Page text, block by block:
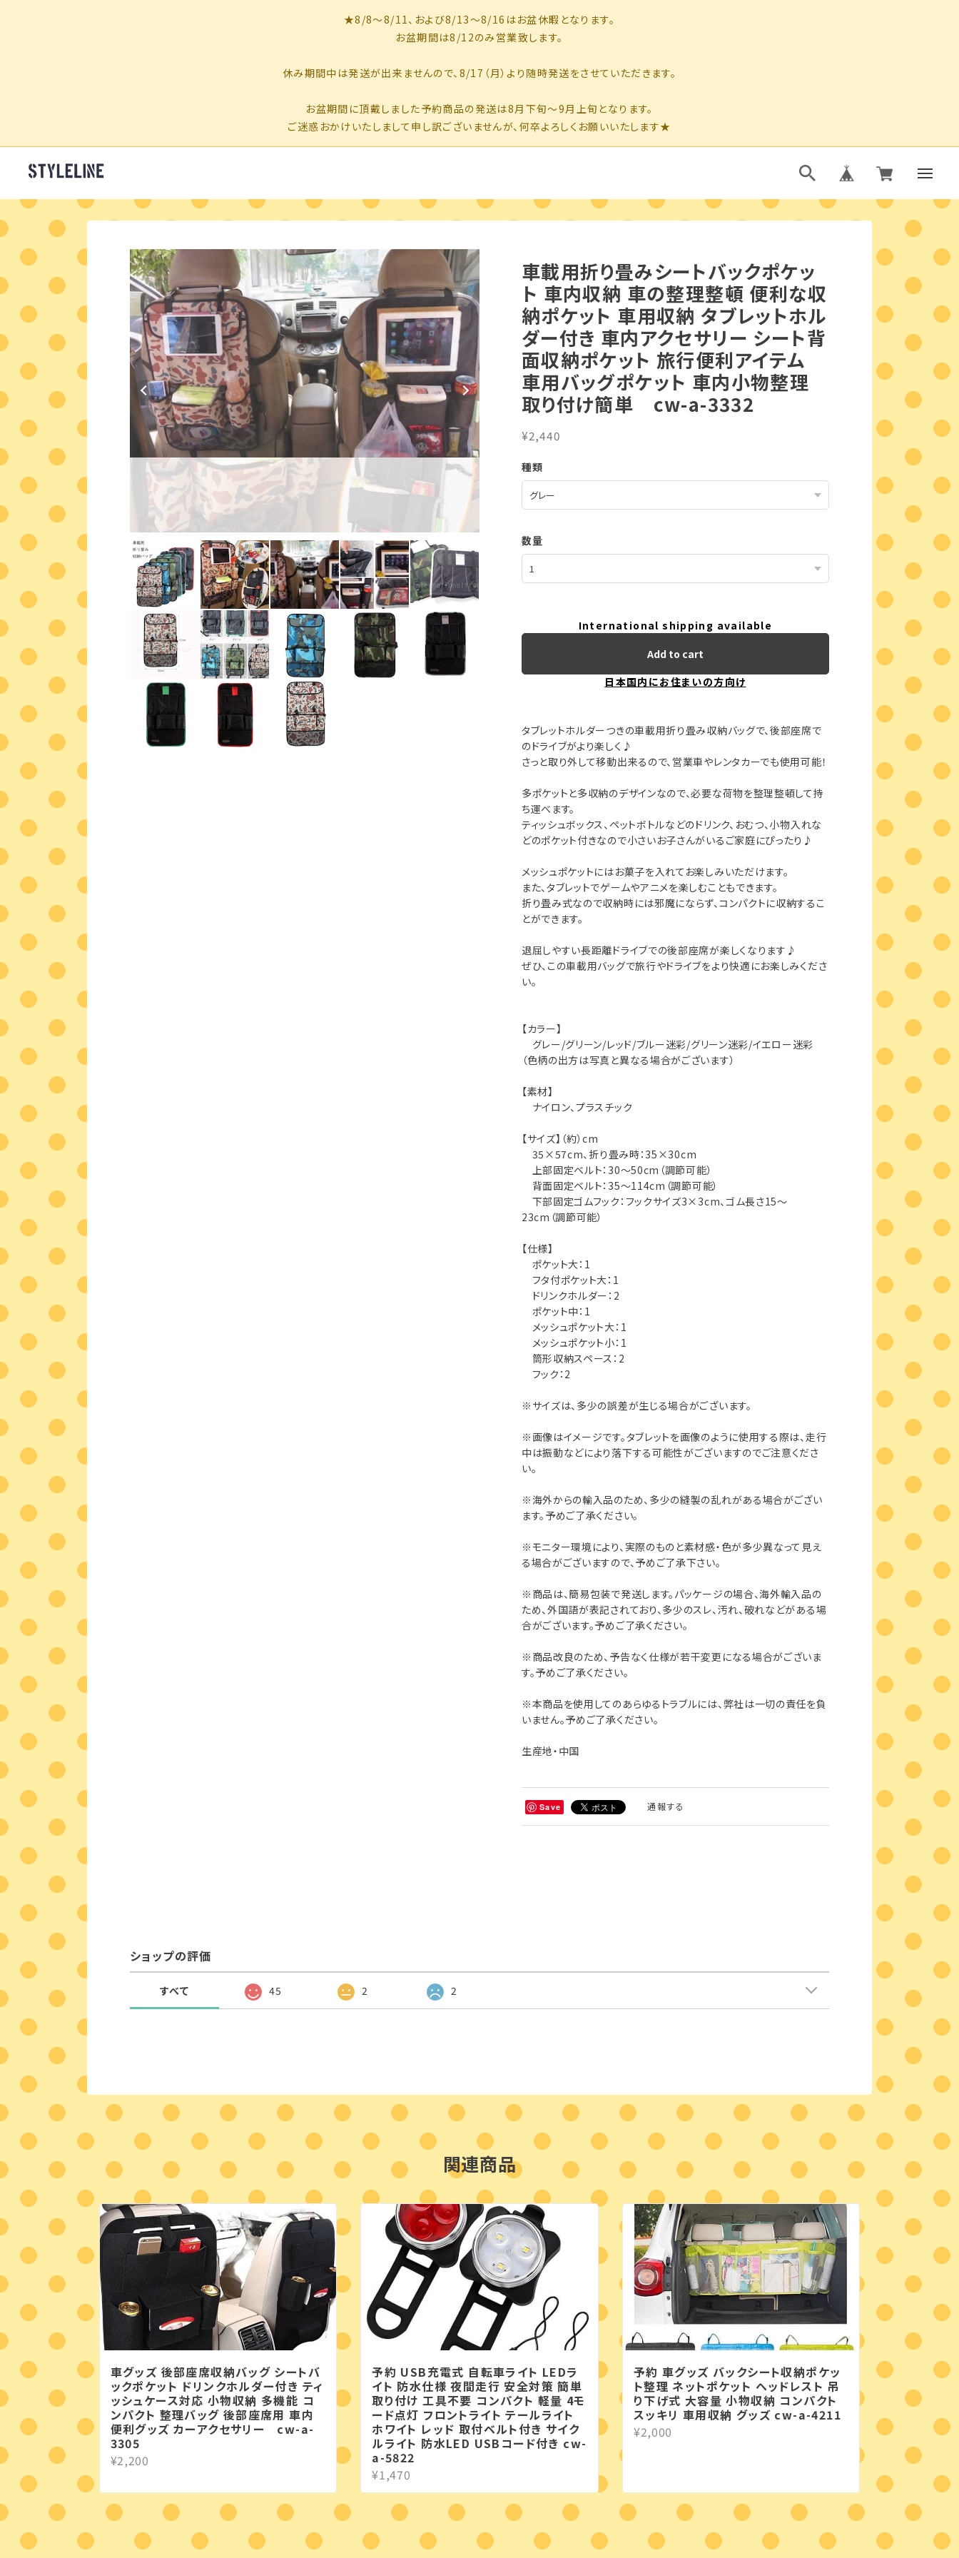
車載用折り畳みシートバックポケッ
ト 車内収納 車の整理整頓 便利な収
納ポケット 車用収納 タブレットホル
ダー付き 車内アクセサリー シート背
面収納ポケット 旅行便利アイテム
車用バッグポケット 車内小物整理
取り付け簡単 cw-a-3332
¥2,440
種類
数量
International shipping available
Add to cart
日本国内にお住まいの方向け
タブレットホルダーつきの車載用折り畳み収納バッグで、後部座席で
のドライブがより楽しく♪
さっと取り外して移動出来るので、営業車やレンタカーでも使用可能！
多ポケットと多収納のデザインなので、必要な荷物を整理整頓して持
ち運べます。
ティッシュボックス、ペットボトルなどのドリンク、おむつ、小物入れな
どのポケット付きなので小さいお子さんがいるご家庭にぴったり♪
メッシュポケットにはお菓子を入れてお楽しみいただけます。
また、タブレットでゲームやアニメを楽しむこともできます。
折り畳み式なので収納時には邪魔にならず、コンパクトに収納するこ
とができます。
退屈しやすい長距離ドライブでの後部座席が楽しくなります♪
ぜひ、この車載用バッグで旅行やドライブをより快適にお楽しみくださ
い。
【カラー】
グレー/グリーン/レッド/ブルー迷彩/グリーン迷彩/イエロー迷彩
（色柄の出方は写真と異なる場合がございます）
【素材】
ナイロン、プラスチック
【サイズ】（約）cm
35×57cm、折り畳み時：35×30cm
上部固定ベルト：30〜50cm（調節可能）
背面固定ベルト：35〜114cm（調節可能）
下部固定ゴムフック：フックサイズ3×3cm、ゴム長さ15〜
23cm（調節可能）
【仕様】
ポケット大：1
フタ付ポケット大：1
ドリンクホルダー：2
ポケット中：1
メッシュポケット大：1
メッシュポケット小：1
筒形収納スペース：2
フック：2
※サイズは、多少の誤差が生じる場合がございます。
※画像はイメージです。タブレットを画像のように使用する際は、走行
中は振動などにより落下する可能性がございますのでご注意くださ
い。
※海外からの輸入品のため、多少の縫製の乱れがある場合がござい
ます。予めご了承ください。
※モニター環境により、実際のものと素材感・色が多少異なって見え
る場合がございますので、予めご了承下さい。
※商品は、簡易包装で発送します。パッケージの場合、海外輸入品の
ため、外国語が表記されており、多少のスレ、汚れ、破れなどがある場
合がございます。予めご了承ください。
※商品改良のため、予告なく仕様が若干変更になる場合がございま
す。予めご了承ください。
※本商品を使用してのあらゆるトラブルには、弊社は一切の責任を負
いません。予めご了承ください。
生産地・中国
Save 通報する
ショップの評価
すべて 45 2 2
関連商品
車グッズ 後部座席収納バッグ シートバ
ックポケット ドリンクホルダー付き ティ
ッシュケース対応 小物収納 多機能 コ
ンパクト 整理バッグ 後部座席用 車内
便利グッズ カーアクセサリー cw-a-
3305
¥2,200
予約 USB充電式 自転車ライト LEDラ
イト 防水仕様 夜間走行 安全対策 簡単
取り付け 工具不要 コンパクト 軽量 4モ
ード点灯 フロントライト テールライト
ホワイト レッド 取付ベルト付き サイク
ルライト 防水LED USBコード付き cw-
a-5822
¥1,470
予約 車グッズ バックシート収納ポケッ
ト整理 ネットポケット ヘッドレスト 吊
り下げ式 大容量 小物収納 コンパクト
スッキリ 車用収納 グッズ cw-a-4211
¥2,000